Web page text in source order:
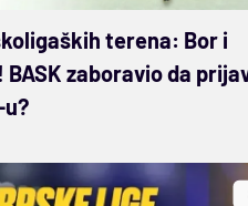
terena: Bor i
BASK zaboravio da